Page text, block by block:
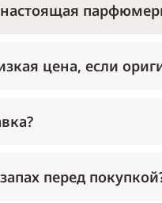
цена, если
перед